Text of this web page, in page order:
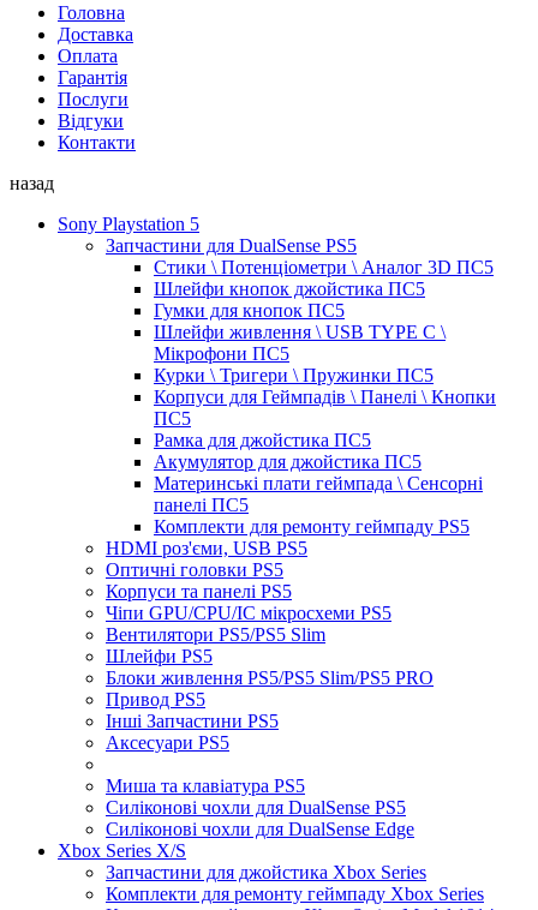
Головна
Доставка
Оплата
Гарантія
Послуги
Відгуки
Контакти
назад
Sony Playstation 5
Запчастини для DualSense PS5
Стики \ Потенціометри \ Аналог 3D ПС5
Шлейфи кнопок джойстика ПС5
Гумки для кнопок ПС5
Шлейфи живлення \ USB TYPE C \
Мікрофони ПС5
Курки \ Тригери \ Пружинки ПС5
Корпуси для Геймпадів \ Панелі \ Кнопки
ПС5
Рамка для джойстика ПС5
Акумулятор для джойстика ПС5
Материнські плати геймпада \ Сенсорні
панелі ПС5
Комплекти для ремонту геймпаду PS5
HDMI роз'єми, USB PS5
Оптичні головки PS5
Корпуси та панелі PS5
Чіпи GPU/CPU/IC мікросхеми PS5
Вентилятори PS5/PS5 Slim
Шлейфи PS5
Блоки живлення PS5/PS5 Slim/PS5 PRO
Привод PS5
Інші Запчастини PS5
Аксесуари PS5
Миша та клавіатура PS5
Силіконові чохли для DualSense PS5
Силіконові чохли для DualSense Edge
Xbox Series X/S
Запчастини для джойстика Xbox Series
Комплекти для ремонту геймпаду Xbox Series